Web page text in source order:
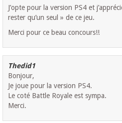
J’opte pour la version PS4 et
rester qu’un seul » de ce jeu.
Merci pour ce beau concours!!
Thedid1
Bonjour,
Je joue pour la version PS4.
Le coté Battle Royale est sympa.
Merci.